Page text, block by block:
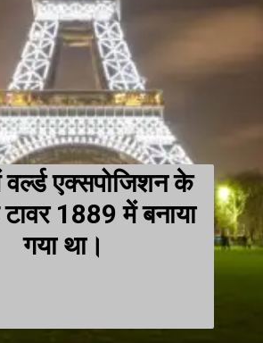
वर्ल्ड एक्सपोजिशन के
1889 में बनाया